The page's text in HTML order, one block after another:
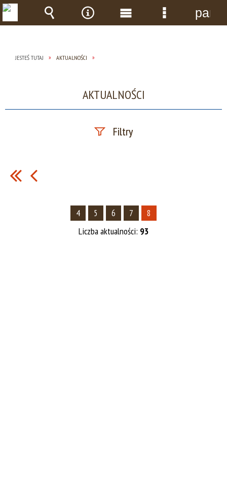
JESTEŚ TUTAJ AKTUALNOŚCI
AKTUALNOŚCI
Filtry
—
4 5 6 7
8
Liczba aktualności: 93
Wyszukiwarka
Narzędzia
Menu Menu
panel